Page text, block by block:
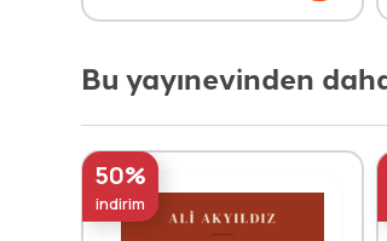
Bu yayınevinden
50%
indirim